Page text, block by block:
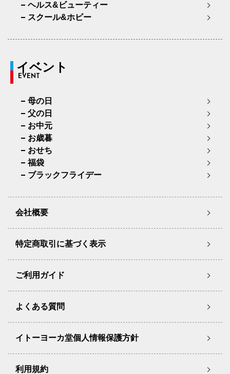
ヘルス&ビューティー
スクール&ホビー
イベント
EVENT
母の日
父の日
お中元
お歳暮
おせち
福袋
ブラックフライデー
会社概要
特定商取引に基づく表示
ご利用ガイド
よくある質問
イトーヨーカ堂個人情報保護方針
利用規約